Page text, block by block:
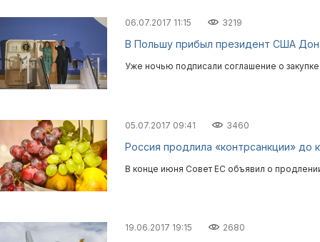
06.07.2017 11:15 3219
В Польшу прибыл президент США
Уже ночью подписали соглашение о закупке
05.07.2017 09:41 3460
Россия продлила «контрсанкции» до
В конце июня Совет ЕС объявил о
19.06.2017 19:15 2680